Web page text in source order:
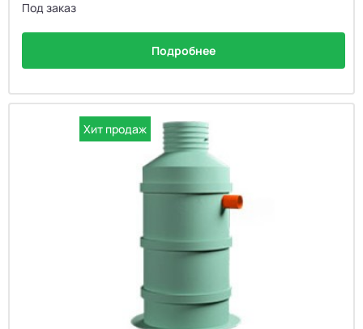
Под заказ
Подробнее
Хит продаж